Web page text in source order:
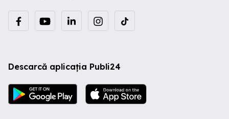
Descarcă aplicația Publi24